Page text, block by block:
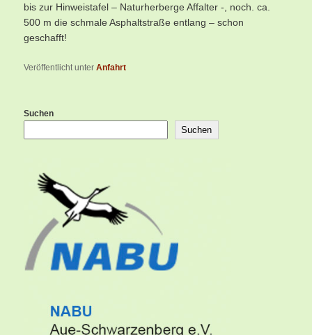
bis zur Hinweistafel – Naturherberge Affalter -, noch. ca.
500 m die schmale Asphaltstraße entlang – schon
geschafft!
Veröffentlicht unter Anfahrt
Suchen
Suchen